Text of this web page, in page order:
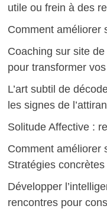
utile ou frein à des
Comment améliorer
Coaching sur site
pour transformer
L’art subtil de
les signes de
Solitude Affective :
Comment améliorer
Stratégies
Développer
rencontres pour